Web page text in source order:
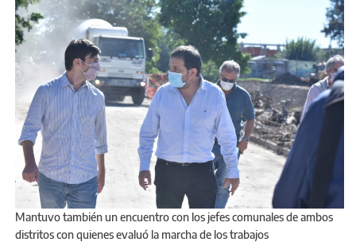
Mantuvo también un encuentro con los jefes comunales de ambos
distritos con quienes evaluó la marcha de los trabajos